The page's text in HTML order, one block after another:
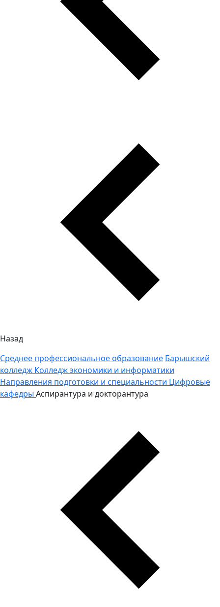
Назад
Среднее профессиональное образование Барышский
колледж Колледж экономики и информатики
Направления подготовки и специальности Цифровые
кафедры Аспирантура и докторантура